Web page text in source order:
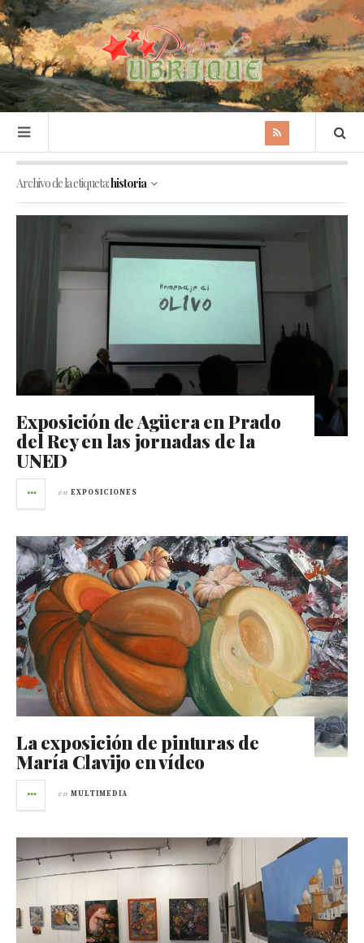
Archivo de la etiqueta:historia
Exposición de Agüera en Prado
del Rey en las jornadas de la
UNED
en EXPOSICIONES
La exposición de pinturas de
María Clavijo en vídeo
en MULTIMEDIA